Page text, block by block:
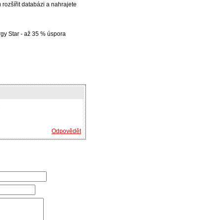
databázi a nahrajete
Star - až 35 % úspora
Odpovědět